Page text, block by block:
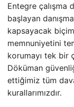
Entegre çalışma
başlayan
kapsayacak
memnuniyetini
korumayı tek bir
Döküman
ettiğimiz tüm
kurallarımızdır.